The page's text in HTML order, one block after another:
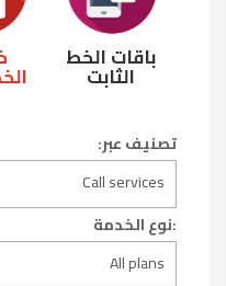
باقات الخط
الثابت
تصنيف عبر:
:نوع الخدمة